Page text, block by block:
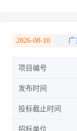
2026-08-10 广
项目编号
发布时间
投标截止时间
招标单位